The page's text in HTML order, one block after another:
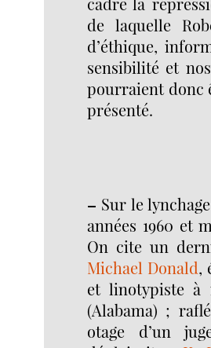
de laquelle
d’éthique,
sensibilité et
pourraient donc
présenté.
– Sur le
années 1960 et
On cite un
Michael Donald,
et linotypiste à
(Alabama) ;
otage d’un